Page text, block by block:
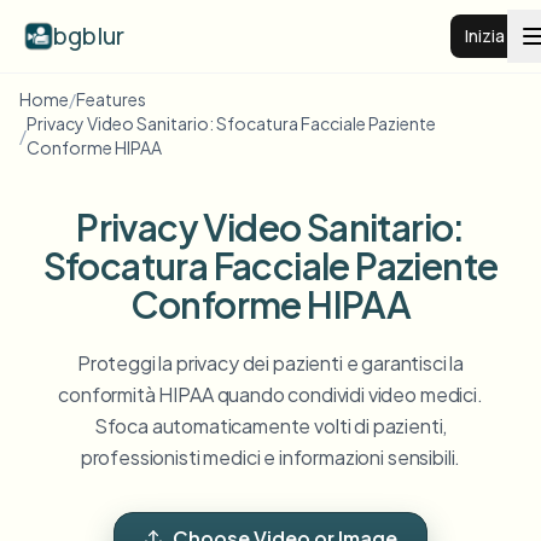
bgblur Inizia
Sfocatura sfondo video
Esempi
Vedi tutti gli esempi
Sfoglia l'intera libreria di esempi
Sfoca il viso
Sfoca targa
Funzionalità
View all features
Browse every blur tool in one place
Aziende
Scuole e istruzione
Home/Features
/
Privacy Video Sanitario: Sfocatura Facciale Paziente
Conforme HIPAA
Privacy Video Sanitario:
Sfocatura Facciale Paziente
Conforme HIPAA
Proteggi la privacy dei pazienti e garantisci la
conformità HIPAA quando condividi video medici.
Sfoca automaticamente volti di pazienti,
professionisti medici e informazioni sensibili.